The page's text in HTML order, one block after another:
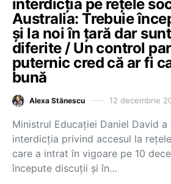
interdicția pe rețele
Australia: Trebuie
și la noi în țară dar
diferite / Un control
puternic cred că ar fi
bună
Alexa Stănescu 12 decembrie
Ministrul Educației Daniel David
interdicția privind accesul la
care a intrat în vigoare pe 10
începute discuții și în…